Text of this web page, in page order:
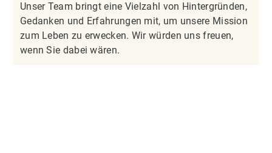
Unser Team bringt eine Vielzahl von Hintergründen,
Gedanken und Erfahrungen mit, um unsere Mission
zum Leben zu erwecken. Wir würden uns freuen,
wenn Sie dabei wären.